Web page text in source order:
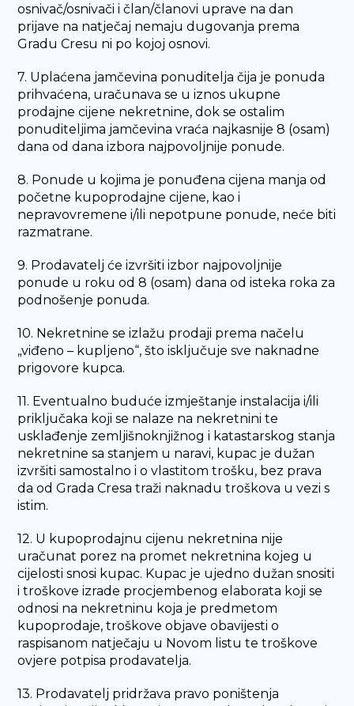
osnivač/osnivači i član/članovi uprave na dan
prijave na natječaj nemaju dugovanja prema
Gradu Cresu ni po kojoj osnovi.
7. Uplaćena jamčevina ponuditelja čija je ponuda
prihvaćena, uračunava se u iznos ukupne
prodajne cijene nekretnine, dok se ostalim
ponuditeljima jamčevina vraća najkasnije 8 (osam)
dana od dana izbora najpovoljnije ponude.
8. Ponude u kojima je ponuđena cijena manja od
početne kupoprodajne cijene, kao i
nepravovremene i/ili nepotpune ponude, neće biti
razmatrane.
9. Prodavatelj će izvršiti izbor najpovoljnije
ponude u roku od 8 (osam) dana od isteka roka za
podnošenje ponuda.
10. Nekretnine se izlažu prodaji prema načelu
„viđeno – kupljeno“, što isključuje sve naknadne
prigovore kupca.
11. Eventualno buduće izmještanje instalacija i/ili
priključaka koji se nalaze na nekretnini te
usklađenje zemljišnoknjižnog i katastarskog stanja
nekretnine sa stanjem u naravi, kupac je dužan
izvršiti samostalno i o vlastitom trošku, bez prava
da od Grada Cresa traži naknadu troškova u vezi s
istim.
12. U kupoprodajnu cijenu nekretnina nije
uračunat porez na promet nekretnina kojeg u
cijelosti snosi kupac. Kupac je ujedno dužan snositi
i troškove izrade procjembenog elaborata koji se
odnosi na nekretninu koja je predmetom
kupoprodaje, troškove objave obavijesti o
raspisanom natječaju u Novom listu te troškove
ovjere potpisa prodavatelja.
13. Prodavatelj pridržava pravo poništenja